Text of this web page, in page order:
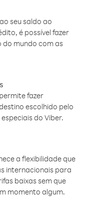
seu saldo ao
é possível fazer
mundo com as
fazer
escolhido pelo
do Viber.
a flexibilidade que
internacionais para
baixas sem que
momento algum.